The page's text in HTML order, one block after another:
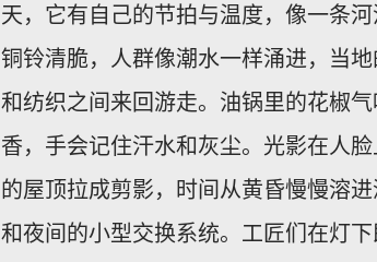
天，它有自己的节拍与温度，像一条
铜铃清脆，人群像潮水一样涌进，当
和纺织之间来回游走。油锅里的花椒
香，手会记住汗水和灰尘。光影在人
的屋顶拉成剪影，时间从黄昏慢慢溶
和夜间的小型交换系统。工匠们在灯